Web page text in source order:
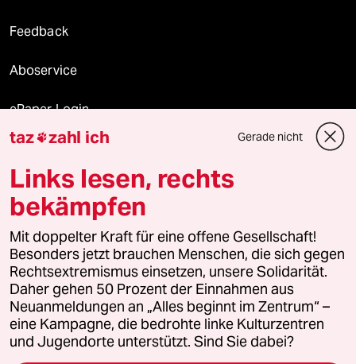
Feedback
Aboservice
ePaper Login
Downloads für Abonnierende
© 2026 taz Verlags und Vertriebs GmbH
Alle Rechte vorbehalten. Bei rechtlichen Fragen oder für Genehmigungen
wenden Sie sich bitte an
lizenzen@taz.de
Feedback Redaktionsstatut Kommune-Richtlinien
Leitlinie Informant Datenschutz Impressum AGB
taz zahl ich Gerade nicht
Links lesen, rechts
bekämpfen
Mit doppelter Kraft für eine offene Gesellschaft!
Besonders jetzt brauchen Menschen, die sich gegen
Rechtsextremismus einsetzen, unsere Solidarität.
Daher gehen 50 Prozent der Einnahmen aus
Neuanmeldungen an „Alles beginnt im Zentrum“ –
eine Kampagne, die bedrohte linke Kulturzentren
und Jugendorte unterstützt. Sind Sie dabei?